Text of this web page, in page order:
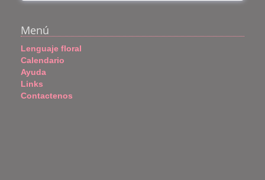
Menú
Lenguaje floral
Calendario
Ayuda
Links
Contactenos